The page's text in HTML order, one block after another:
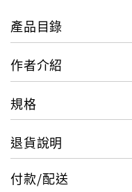
產品目錄
作者介紹
規格
退貨說明
付款/配送